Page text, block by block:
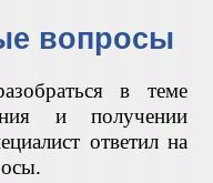
вопросы
в теме
и получении
ответил на